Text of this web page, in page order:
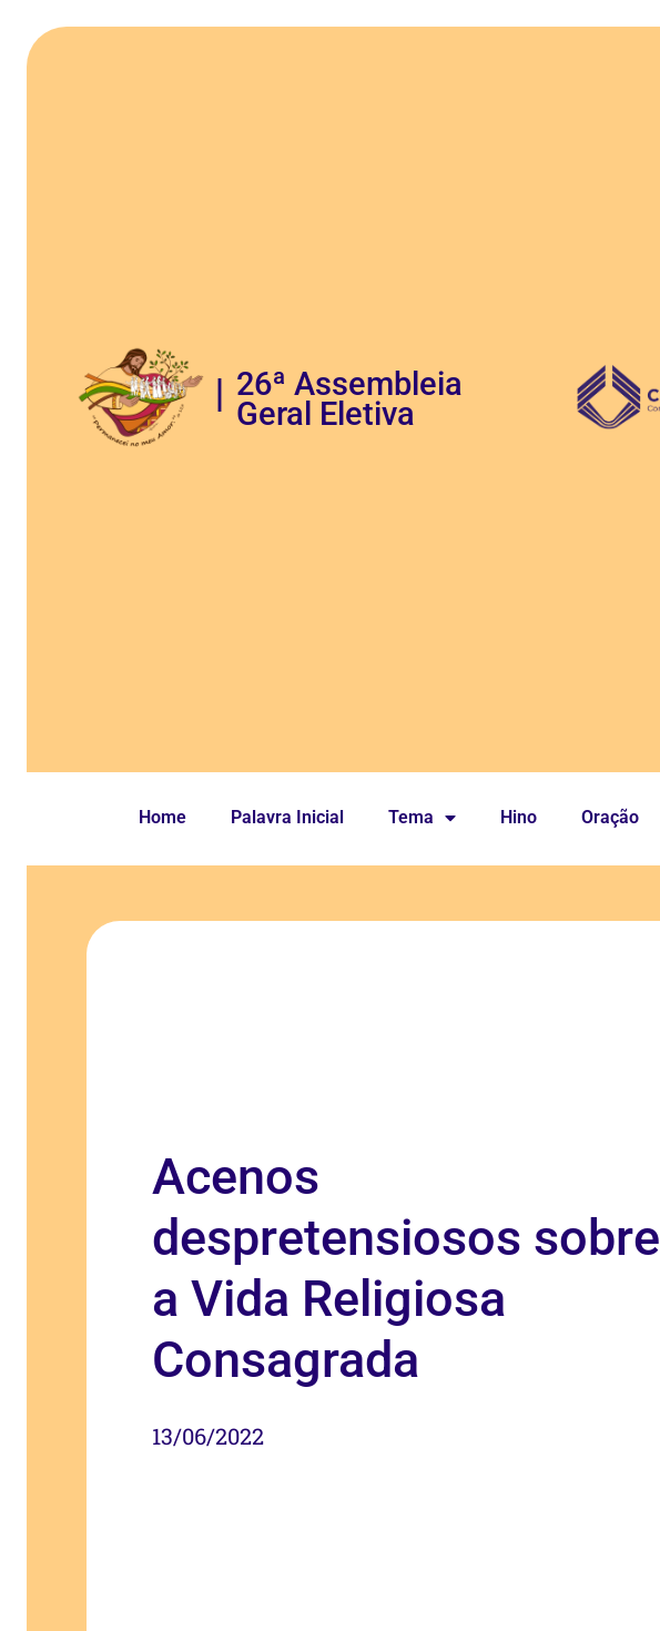
26ª Assembleia
Geral Eletiva
Home Palavra Inicial Tema Hino Oração
Acenos
despretensiosos sobre
a Vida Religiosa
Consagrada
13/06/2022